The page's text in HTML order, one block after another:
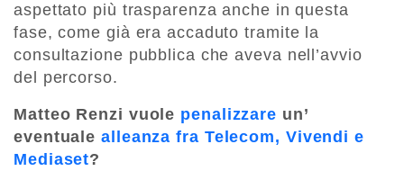
aspettato più trasparenza anche in questa
fase, come già era accaduto tramite la
consultazione pubblica che aveva nell’avvio
del percorso.
Matteo Renzi vuole penalizzare un’
eventualealleanza fra Telecom, Vivendi e
Mediaset?